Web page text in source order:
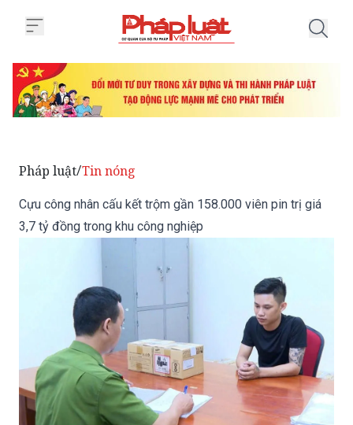
Pháp luật/Tin nóng
Cựu công nhân cấu kết trộm gần 158.000 viên pin trị giá
3,7 tỷ đồng trong khu công nghiệp